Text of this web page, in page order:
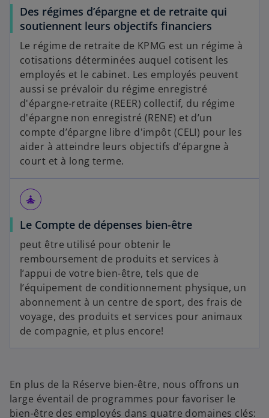
Des régimes d’épargne et de retraite qui
soutiennent leurs objectifs financiers
Le régime de retraite de KPMG est un régime à
cotisations déterminées auquel cotisent les
employés et le cabinet. Les employés peuvent
aussi se prévaloir du régime enregistré
d'épargne-retraite (REER) collectif, du régime
d'épargne non enregistré (RENE) et d’un
compte d’épargne libre d'impôt (CELI) pour les
aider à atteindre leurs objectifs d’épargne à
court et à long terme.
self_improvement
Le Compte de dépenses bien-être
peut être utilisé pour obtenir le
remboursement de produits et services à
l’appui de votre bien-être, tels que de
l’équipement de conditionnement physique, un
abonnement à un centre de sport, des frais de
voyage, des produits et services pour animaux
de compagnie, et plus encore!
En plus de la Réserve bien-être, nous offrons un
large éventail de programmes pour favoriser le
bien-être des employés dans quatre domaines clés: